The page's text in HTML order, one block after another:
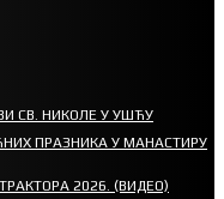
СВ. НИКОЛЕ У УШЋУ
ПРАЗНИКА У МАНАСТИРУ
2026. (ВИДЕО)